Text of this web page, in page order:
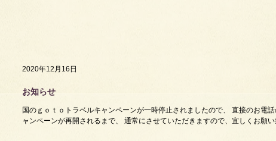
お知らせ
国のｇｏｔｏトラベルキャンペーンが一時停止されましたので、 直接のお電
ャンペーンが再開されるまで、 通常にさせていただきますので、宜しくお願い
2020年12月16日